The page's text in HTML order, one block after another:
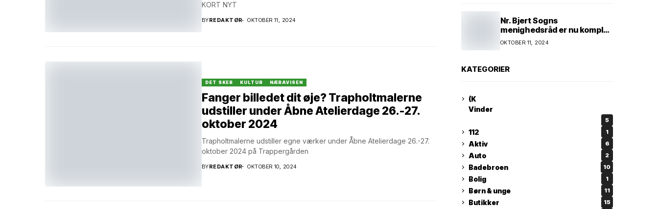
KORT NYT
BYREDAKTØR OKTOBER 11, 2024
DET SKER KULTUR NÆRAVISEN
Fanger billedet dit øje? Trapholtmalerne
udstiller under Åbne Atelierdage 26.-27.
oktober 2024
Trapholtmalerne udstiller egne værker under Åbne Atelierdage 26.-27.
oktober 2024 på Trappergården
BYREDAKTØR OKTOBER 10, 2024
Nr. Bjert Sogns
menighedsråd er nu komplet
* Trapholt i efterårsferien:
Kunst og kreativitet i
kunstnerpar repræsenteres
OKTOBER 11, 2024
KATEGORIER
(K
Vinder
5
112 1
Aktiv 6
Auto 2
Badebroen 10
Bolig 1
Børn & unge 11
Butikker 15